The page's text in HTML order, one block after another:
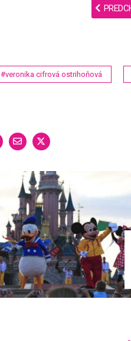
#veronika cifrová ostrihoňová